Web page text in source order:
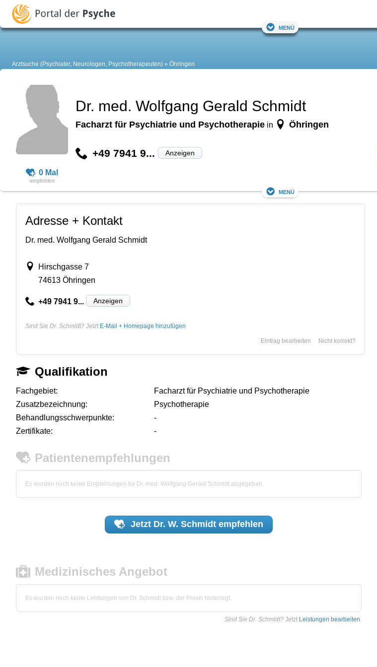
Menü
Arztsuche (Psychiater, Neurologen, Psychotherapeuten) Öhringen
0 Mal
Dr. med. Wolfgang Gerald Schmidt
Facharzt für Psychiatrie und Psychotherapie in Öhringen
+49 7941 9... Anzeigen
Menü
Adresse + Kontakt
Dr. med. Wolfgang Gerald Schmidt
Hirschgasse 7
74613 Öhringen
+49 7941 9... Anzeigen
Sind Sie Dr. Schmidt? Jetzt E-Mail + Homepage hinzufügen
Nicht korrekt?
Eintrag bearbeiten
Qualifikation
Fachgebiet:
Facharzt für Psychiatrie und Psychotherapie
Zusatzbezeichnung:
Psychotherapie
Behandlungsschwerpunkte:
-
Zertifikate:
-
Patientenempfehlungen
Es wurden noch keine Empfehlungen für Dr. med. Wolfgang Gerald Schmidt abgegeben.
Jetzt Dr. W. Schmidt empfehlen
Medizinisches Angebot
Es wurden noch keine Leistungen von Dr. Schmidt bzw. der Praxis hinterlegt.
Sind Sie Dr. Schmidt? Jetzt Leistungen bearbeiten.